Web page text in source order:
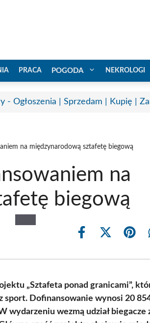
PRACA POGODA NEKROLOGI
- Ogłoszenia | Sprzedam | Kupię |
na międzynarodową sztafetę biegową
na
biegową
Share
Share
(Twitter)
Share
„Sztafeta ponad granicami”,
Dofinansowanie wynosi 20
wydarzeniu wezmą udział biegacze